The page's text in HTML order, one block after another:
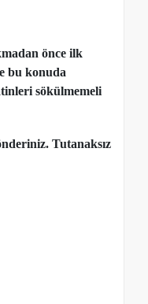
önce ilk
bu konuda
sökülmemeli
Tutanaksız